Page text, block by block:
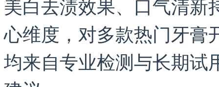
心维度，对多款热门牙膏
均来自专业检测与长期试